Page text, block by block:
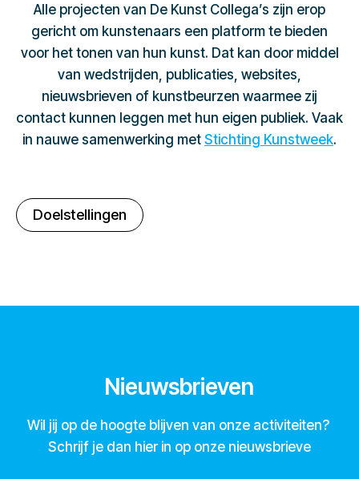
Alle projecten van De Kunst Collega’s zijn erop
gericht om kunstenaars een platform te bieden
voor het tonen van hun kunst. Dat kan door middel
van wedstrijden, publicaties, websites,
nieuwsbrieven of kunstbeurzen waarmee zij
contact kunnen leggen met hun eigen publiek. Vaak
in nauwe samenwerking met Stichting Kunstweek.
Doelstellingen
Nieuwsbrieven
Wil jij op de hoogte blijven van onze activiteiten?
Schrijf je dan hier in op onze nieuwsbrieve